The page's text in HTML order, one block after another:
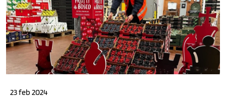
23 feb 2024